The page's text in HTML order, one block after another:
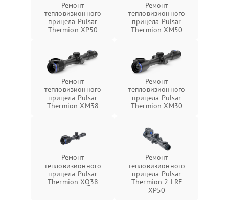
Ремонт
тепловизионного
прицела Pulsar
Thermion XP50
Ремонт
тепловизионного
прицела Pulsar
Thermion XM50
Ремонт
тепловизионного
прицела Pulsar
Thermion XM38
Ремонт
тепловизионного
прицела Pulsar
Thermion XM30
Ремонт
тепловизионного
прицела Pulsar
Thermion XQ38
Ремонт
тепловизионного
прицела Pulsar
Thermion 2 LRF
XP50